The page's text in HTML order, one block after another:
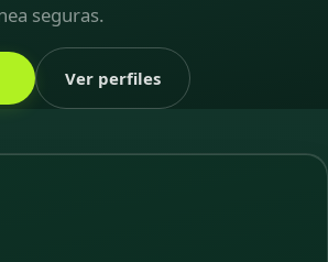
seguras.
Ver perfiles